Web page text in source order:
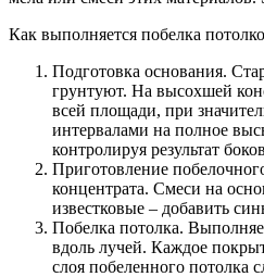
Как выполняется побелка
Подготовка основания.
грунтуют. На высохшей
всей площади, при
интервалами на полное
контролируя результат
Приготовление
концентрата. Смеси на
известковые – добавить
Побелка потолка.
вдоль лучей. Каждое
слоя побеленного потолка